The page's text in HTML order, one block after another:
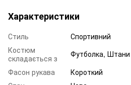
Характеристики
Стиль
Спортивний
Костюм
складається з
Футболка, Штани
Фасон рукава
Короткий